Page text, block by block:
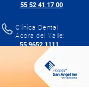
55 52 41 17 00
Clínica Dental
Acora del Valle:
55 9652 1111